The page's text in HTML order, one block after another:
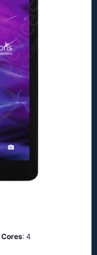
Cores: 4